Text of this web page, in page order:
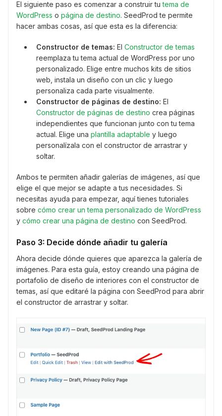
El siguiente paso es comenzar a construir tutema de
WordPress o página de destino. SeedProd te permite
hacer ambas cosas, así que esta es la diferencia:
Constructor de temas: El Constructor de temas
reemplaza tu tema actual de WordPress por uno
personalizado. Elige entre muchos kits de sitios
web, instala un diseño con un clic y luego
personaliza cada parte visualmente.
Constructor de páginas de destino: El
Constructor de páginas de destino crea páginas
independientes que funcionan junto con tu tema
actual. Elige una plantilla adaptable y luego
personalízala con el constructor de arrastrar y
soltar.
Ambos te permiten añadir galerías de imágenes, así que
elige el que mejor se adapte a tus necesidades. Si
necesitas ayuda para empezar, aquí tienes tutoriales
sobre cómo crear un tema personalizado de WordPress
y cómo crear una página de destino con SeedProd.
Paso 3: Decide dónde añadir tu galería
Ahora decide dónde quieres que aparezca la galería de
imágenes. Para esta guía, estoy creando una página de
portafolio de diseño de interiores con el constructor de
temas, así que editaré la página con SeedProd para abrir
el constructor de arrastrar y soltar.